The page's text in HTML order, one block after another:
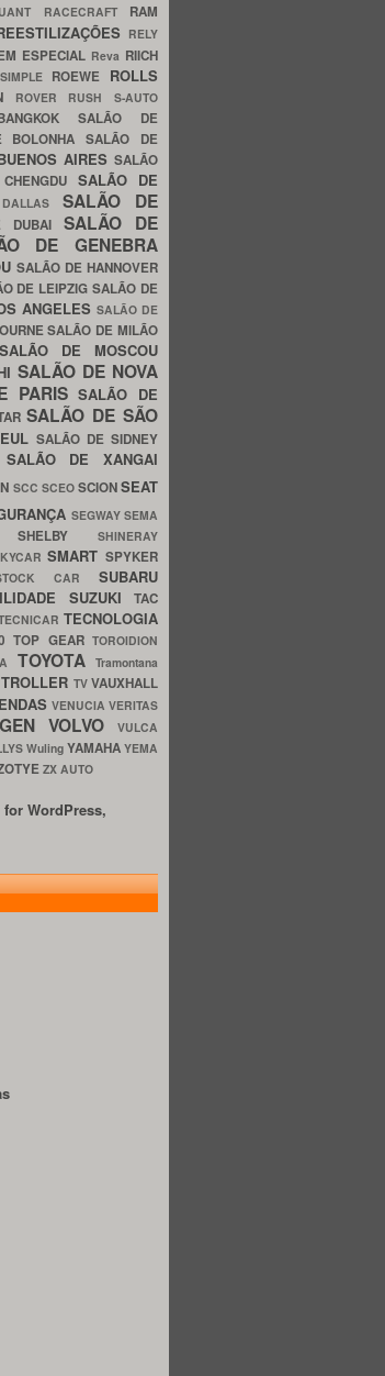
RACECRAFT RAM
RELY
ESPECIAL Reva RIICH
ROEWE ROLLS
ROVER RUSH S-AUTO
SALÃO DE
BOLONHASALÃO DE
AIRES SALÃO
SALÃO DE
SALÃO DE
DUBAI SALÃO DE
DE GENEBRA
SALÃO DE HANNOVER
DE LEIPZIGSALÃO DE
ANGELES SALÃO DE
SALÃO DE MILÃO
SALÃO DE MOSCOU
SALÃO DE NOVA
PARISSALÃO DE
SALÃO DE SÃO
SALÃO DE SIDNEY
SALÃO DE XANGAI
SCC SCEO SCIONSEAT
SEGWAYSEMA
SHELBY SHINERAY
SMART SPYKER
CAR SUBARU
SUZUKITAC
TECNOLOGIA
TOP GEARTOROIDION
TOYOTATramontana
TROLLER TVVAUXHALL
VENUCIAVERITAS
VOLVO
VULCA
Wuling YAMAHA YEMA
ZX AUTO